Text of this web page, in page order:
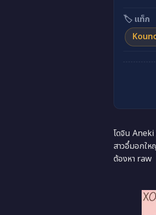
🏷️ แท็ก
โดจิน
สาวอึ๋มอกใ
ต้องหา raw